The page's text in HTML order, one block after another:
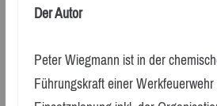
Der Autor
Peter Wiegmann ist in der
Führungskraft einer